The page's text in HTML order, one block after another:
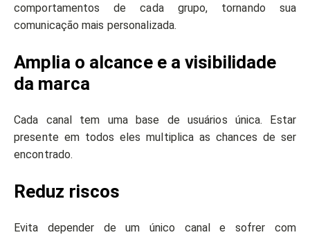
comportamentos de cada grupo, tornando sua
comunicação mais personalizada.
Amplia o alcance e a visibilidade
da marca
Cada canal tem uma base de usuários única. Estar
presente em todos eles multiplica as chances de ser
encontrado.
Reduz riscos
Evita depender de um único canal e sofrer com